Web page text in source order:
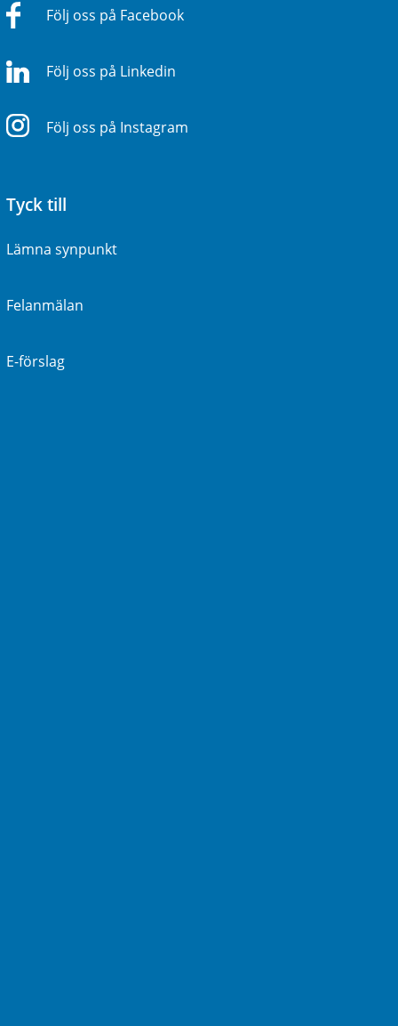
Följ oss på Facebook
Följ oss på Linkedin
Följ oss på Instagram
Tyck till
Lämna synpunkt
Felanmälan
E-förslag